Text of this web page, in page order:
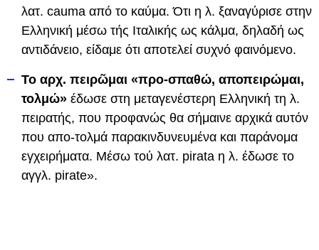
λατ. cauma από το καύμα. Ότι η λ. ξαναγύρισε στην
Ελληνική μέσω τής Ιταλικής ως κάλμα, δηλαδή ως
αντιδάνειο, είδαμε ότι αποτελεί συχνό φαινόμενο.
Το αρχ. πειρῶμαι «προ-σπαθώ, αποπειρώμαι,
τολμώ» έδωσε στη μεταγενέστερη Ελληνική τη λ.
πειρατής, που προφανώς θα σήμαινε αρχικά αυτόν
που απο-τολμά παρακινδυνευμένα και παράνομα
εγχειρήματα. Μέσω τού λατ. pirata η λ. έδωσε το
αγγλ. pirate».